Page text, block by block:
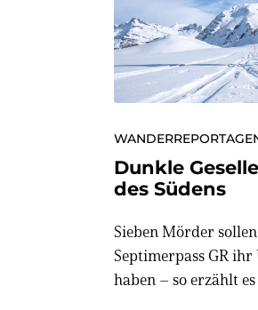
Dunkle
des Südens
Sieben Mörder
Septimerpass GR
haben – so erzählt